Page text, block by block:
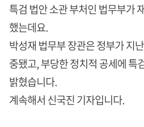
특검 법안 소관 부처인 법무부가
했는데요.
박성재 법무부 장관은 정부가 지
중됐고, 부당한 정치적 공세에 특
밝혔습니다.
계속해서 신국진 기자입니다.